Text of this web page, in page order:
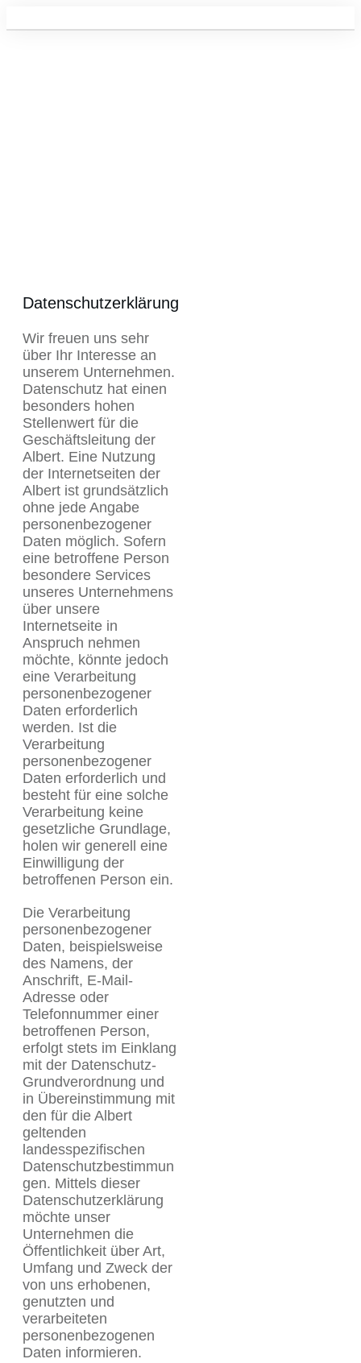
Datenschutzerklärung
Wir freuen uns sehr
über Ihr Interesse an
unserem Unternehmen.
Datenschutz hat einen
besonders hohen
Stellenwert für die
Geschäftsleitung der
Albert. Eine Nutzung
der Internetseiten der
Albert ist grundsätzlich
ohne jede Angabe
personenbezogener
Daten möglich. Sofern
eine betroffene Person
besondere Services
unseres Unternehmens
über unsere
Internetseite in
Anspruch nehmen
möchte, könnte jedoch
eine Verarbeitung
personenbezogener
Daten erforderlich
werden. Ist die
Verarbeitung
personenbezogener
Daten erforderlich und
besteht für eine solche
Verarbeitung keine
gesetzliche Grundlage,
holen wir generell eine
Einwilligung der
betroffenen Person ein.
Die Verarbeitung
personenbezogener
Daten, beispielsweise
des Namens, der
Anschrift, E-Mail-
Adresse oder
Telefonnummer einer
betroffenen Person,
erfolgt stets im Einklang
mit der Datenschutz-
Grundverordnung und
in Übereinstimmung mit
den für die Albert
geltenden
landesspezifischen
Datenschutzbestimmun
gen. Mittels dieser
Datenschutzerklärung
möchte unser
Unternehmen die
Öffentlichkeit über Art,
Umfang und Zweck der
von uns erhobenen,
genutzten und
verarbeiteten
personenbezogenen
Daten informieren.